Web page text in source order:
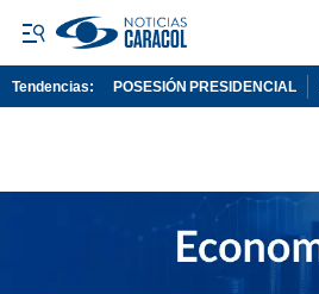
Tendencias: POSESIÓN PRESIDENCIAL